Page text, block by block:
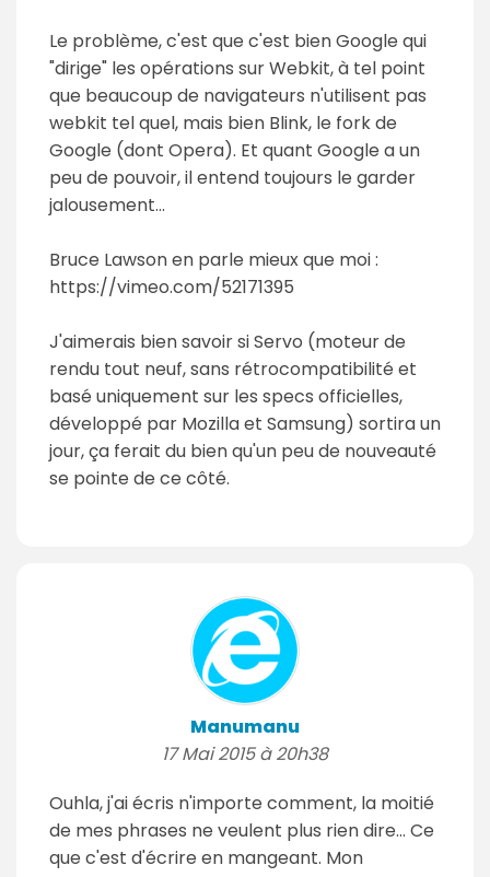
Le problème, c'est que c'est bien Google qui
"dirige" les opérations sur Webkit, à tel point
que beaucoup de navigateurs n'utilisent pas
webkit tel quel, mais bien Blink, le fork de
Google (dont Opera). Et quant Google a un
peu de pouvoir, il entend toujours le garder
jalousement...
Bruce Lawson en parle mieux que moi :
https://vimeo.com/52171395
J'aimerais bien savoir si Servo (moteur de
rendu tout neuf, sans rétrocompatibilité et
basé uniquement sur les specs officielles,
développé par Mozilla et Samsung) sortira un
jour, ça ferait du bien qu'un peu de nouveauté
se pointe de ce côté.
Manumanu
17 Mai 2015 à 20h38
Ouhla, j'ai écris n'importe comment, la moitié
de mes phrases ne veulent plus rien dire... Ce
que c'est d'écrire en mangeant. Mon